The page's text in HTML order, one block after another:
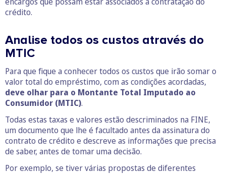
crédito.
Analise todos os custos através do
MTIC
Para que fique a conhecer todos os custos que irão somar o
valor total do empréstimo, com as condições acordadas,
deve olhar para o Montante Total Imputado ao
Consumidor (MTIC).
Todas estas taxas e valores estão descriminados na FINE,
um documento que lhe é facultado antes da assinatura do
contrato de crédito e descreve as informações que precisa
de saber, antes de tomar uma decisão.
Por exemplo, se tiver várias propostas de diferentes